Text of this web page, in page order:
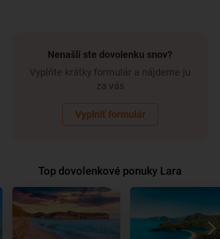
Nenašli ste dovolenku snov?
Vyplňte krátky formulár a nájdeme ju
za vás
Vyplniť formulár
Top dovolenkové ponuky Lara